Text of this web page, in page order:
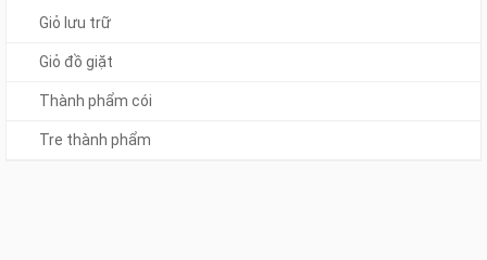
Giỏ lưu trữ
Giỏ đồ giặt
Thành phẩm cói
Tre thành phẩm